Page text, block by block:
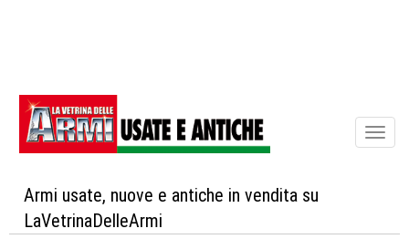
Armi usate, nuove e antiche in vendita su
LaVetrinaDelleArmi